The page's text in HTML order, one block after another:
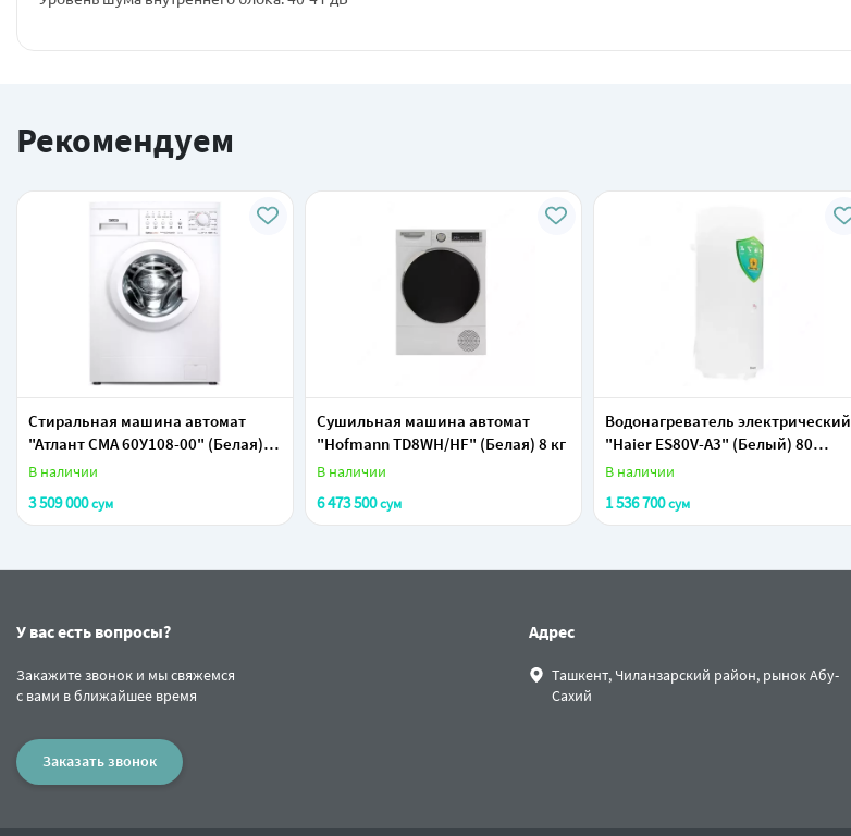
Рекомендуем
Стиральная машина автомат
"Атлант СМА 60У108-00" (Белая) 6
кг
В наличии
3 509 000сум
Сушильная машина автомат
"Hofmann TD8WH/HF" (Белая) 8 кг
В наличии
6 473 500сум
Водонагреватель электрический
"Haier ES80V-A3" (Белый) 80
литров
В наличии
1 536 700сум
У вас есть вопросы?
Закажите звонок и мы свяжемся
с вами в ближайшее время
Заказать звонок
Адрес
Ташкент, Чиланзарский район, рынок Абу-
Сахий